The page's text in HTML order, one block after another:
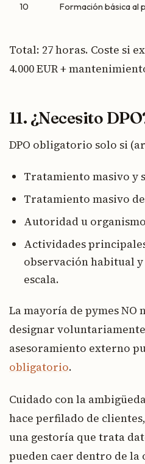
10 Formación básica al
Total: 27 horas. Coste si
4.000 EUR +
11. ¿Necesito
DPO obligatorio solo si
Tratamiento masivo y
Tratamiento masivo
Autoridad u
Actividades
observación habitual
escala.
La mayoría de pymes NO
designar
asesoramiento externo
obligatorio.
Cuidado con la
hace perfilado de
una gestoría que trata
pueden caer dentro de la